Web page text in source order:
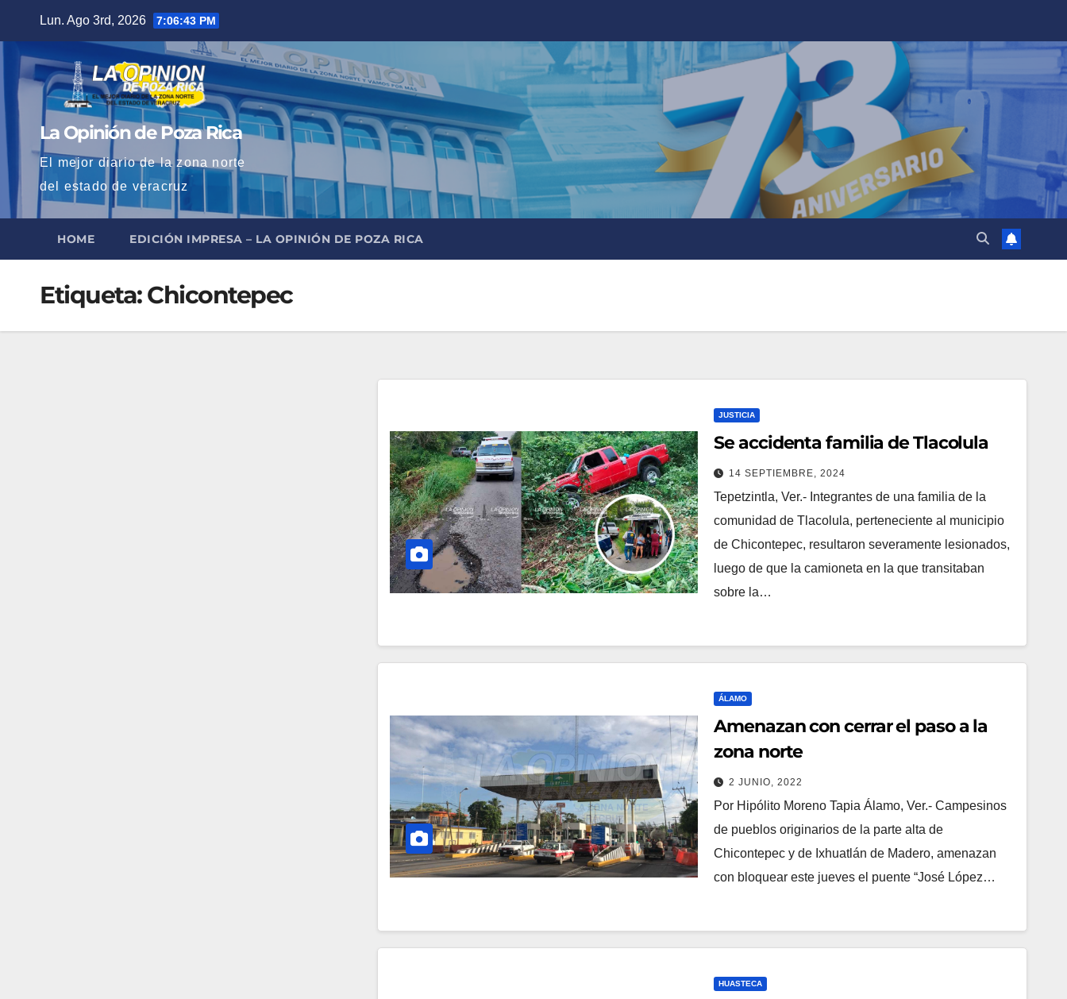
contenido
Lun. Ago 3rd, 2026 7:06:45 PM
La Opinión de Poza Rica
El mejor diario de la zona norte
del estado de veracruz
HOME EDICIÓN IMPRESA – LA OPINIÓN DE POZA RICA
Etiqueta:Chicontepec
JUSTICIA
Se accidenta familia de Tlacolula
14 SEPTIEMBRE, 2024
Tepetzintla, Ver.- Integrantes de una familia de la
comunidad de Tlacolula, perteneciente al municipio
de Chicontepec, resultaron severamente lesionados,
luego de que la camioneta en la que transitaban
sobre la…
ÁLAMO
Amenazan con cerrar el paso a la
zona norte
2 JUNIO, 2022
Por Hipólito Moreno Tapia Álamo, Ver.- Campesinos
de pueblos originarios de la parte alta de
Chicontepec y de Ixhuatlán de Madero, amenazan
con bloquear este jueves el puente “José López…
HUASTECA